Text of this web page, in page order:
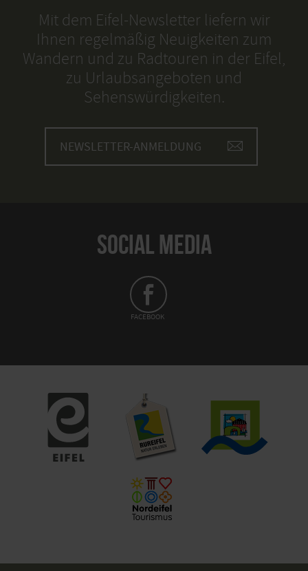
Mit dem Eifel-Newsletter liefern wir
Ihnen regelmäßig Neuigkeiten zum
Wandern und zu Radtouren in der Eifel,
zu Urlaubsangeboten und
Sehenswürdigkeiten.
NEWSLETTER-ANMELDUNG
SOCIAL MEDIA
FACEBOOK